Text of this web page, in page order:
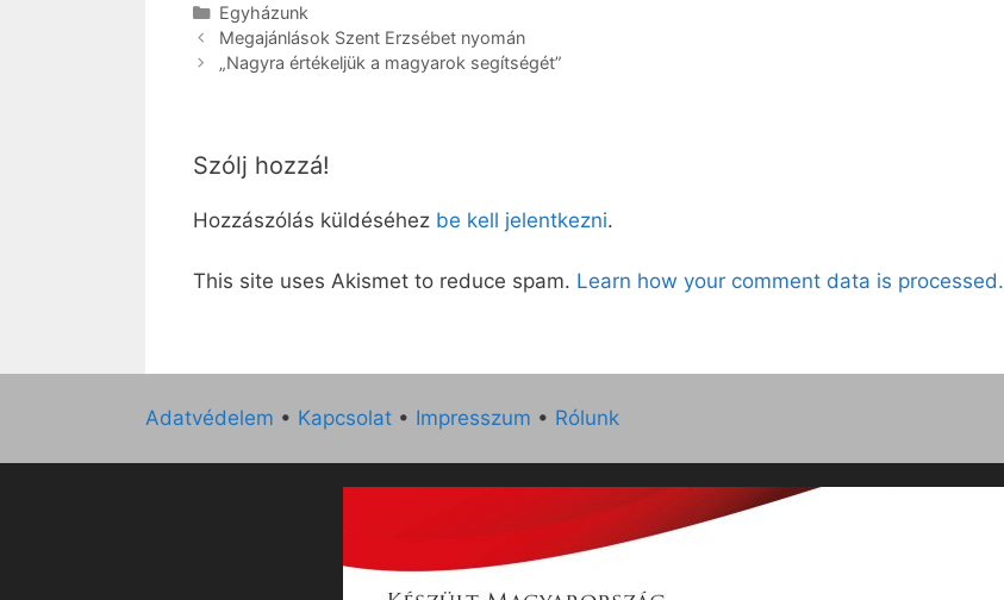
Kategória
Egyházunk
Megajánlások Szent Erzsébet nyomán
„Nagyra értékeljük a magyarok segítségét”
Szólj hozzá!
Hozzászólás küldéséhez be kell jelentkezni.
This site uses Akismet to reduce spam. Learn how your comment data is processed.
Adatvédelem • Kapcsolat • Impresszum • Rólunk